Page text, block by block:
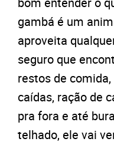
gambá é um
aproveita
seguro que
restos de
caídas, ração de
pra fora e até
telhado, ele vai